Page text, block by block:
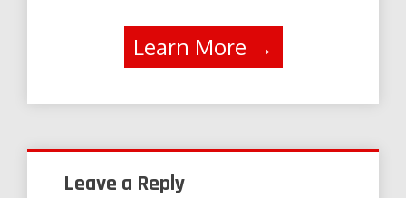
Learn More →
Leave a Reply